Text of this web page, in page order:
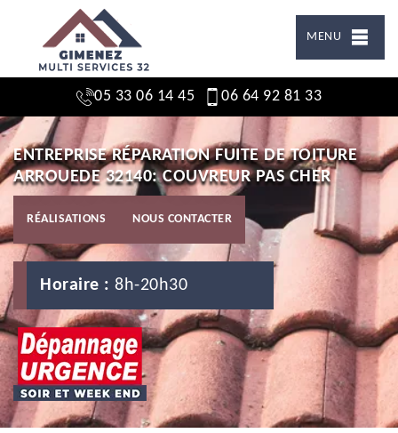
MENU
05 33 06 14 45 06 64 92 81 33
ENTREPRISE RÉPARATION FUITE DE TOITURE
ARROUEDE 32140: COUVREUR PAS CHER
RÉALISATIONS NOUS CONTACTER
Horaire : 8h-20h30